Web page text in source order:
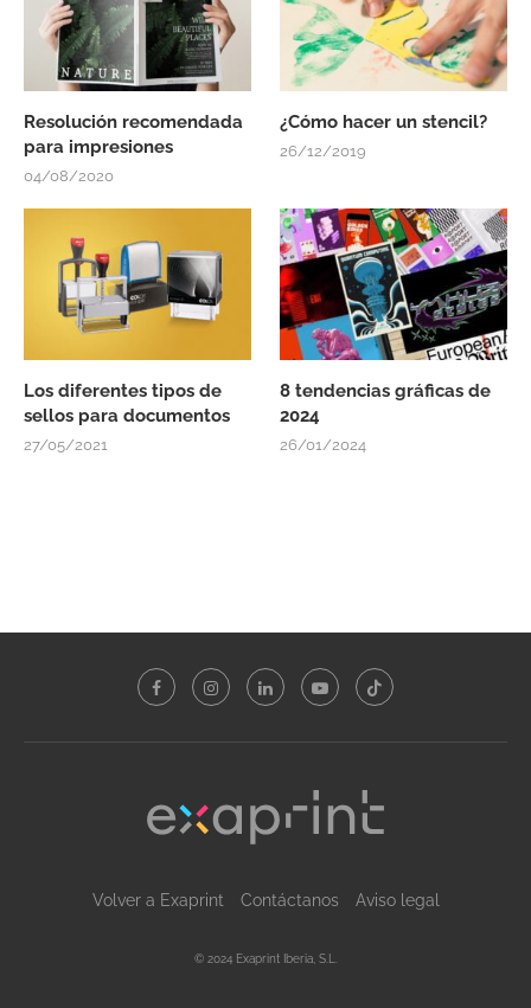
Resolución recomendada
para impresiones
04/08/2020
¿Cómo hacer un stencil?
26/12/2019
Los diferentes tipos de
sellos para documentos
27/05/2021
8 tendencias gráficas de
2024
26/01/2024
Volver a Exaprint Contáctanos Aviso legal
© 2024 Exaprint Iberia, S.L.